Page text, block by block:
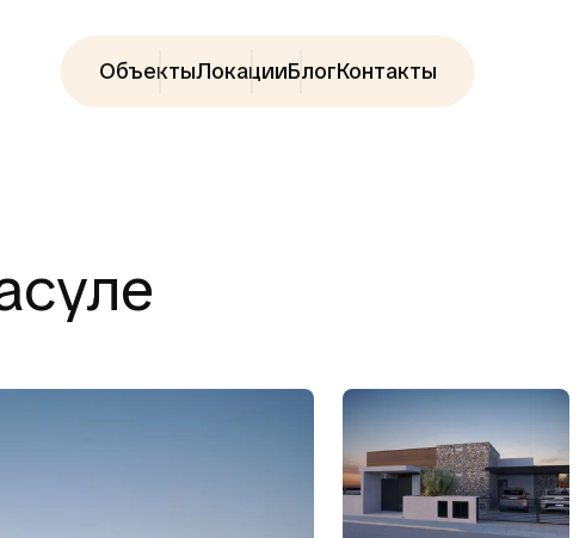
ОбъектыЛокацииБлогКонтакты